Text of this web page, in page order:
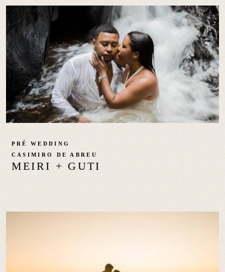
MEIRI + GUTI
PRÉ WEDDING
CASIMIRO DE ABREU